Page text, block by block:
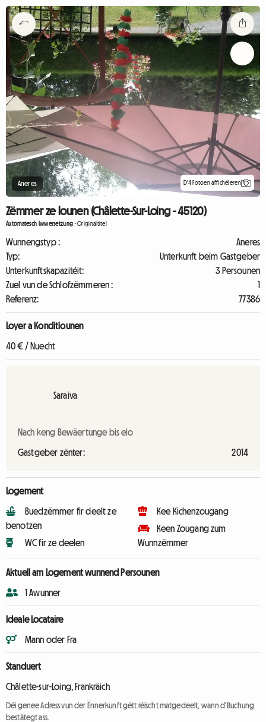
Aneres D'4 Fotoen affichéieren
Zëmmer ze lounen (Châlette-Sur-Loing - 45120)
Automatesch Iwwersetzung -Originaltitel
Wunnengstyp :
Aneres
Typ:
Unterkunft beim Gastgeber
Unterkunftskapazitéit:
3 Persounen
Zuel vun de Schlofzëmmeren :
1
Referenz:
77386
Loyer a Konditiounen
40 € / Nuecht
Saraiva
Nach keng Bewäertunge bis elo
Gastgeber zënter: 2014
Logement
Buedzëmmer fir deelt ze
benotzen
WC fir ze deelen
Kee Kichenzougang
Keen Zougang zum
Wunnzëmmer
Aktuell am Logement wunnend Persounen
1 Awunner
Ideale Locataire
Mann oder Fra
Standuert
Châlette-sur-Loing, Frankräich
Déi genee Adress vun der Ënnerkunft gëtt réischt matgedeelt, wann d'Buchung
bestätegt ass.